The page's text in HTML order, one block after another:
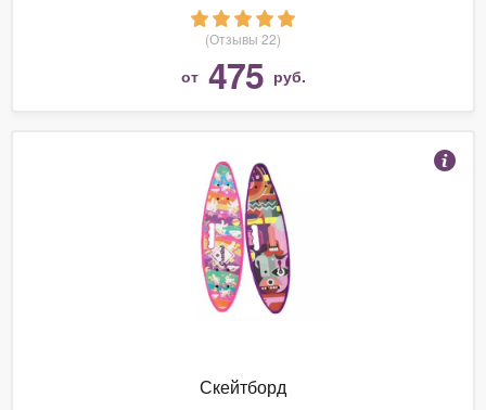
(Отзывы 22)
от 475 руб.
Скейтборд